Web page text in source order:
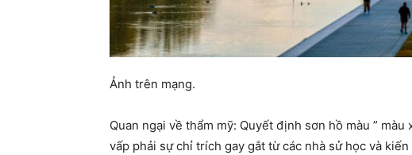
Ảnh trên mạng.
Quan ngại về thẩm mỹ: Quyết định sơn hồ màu ”
vấp phải sự chỉ trích gay gắt từ các nhà sử học và